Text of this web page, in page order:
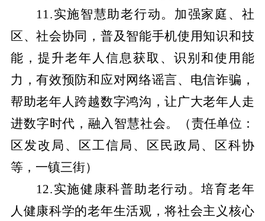
11.实施智慧助老行动。加强家庭、社
区、社会协同，普及智能手机使用知识和技
能，提升老年人信息获取、识别和使用能
力，有效预防和应对网络谣言、电信诈骗，
帮助老年人跨越数字鸿沟，让广大老年人走
进数字时代，融入智慧社会。
（责任单位：
区发改局、区工信局、区民政局、区科协
等，一镇三街）
12.实施健康科普助老行动。培育老年
人健康科学的老年生活观，将社会主义核心